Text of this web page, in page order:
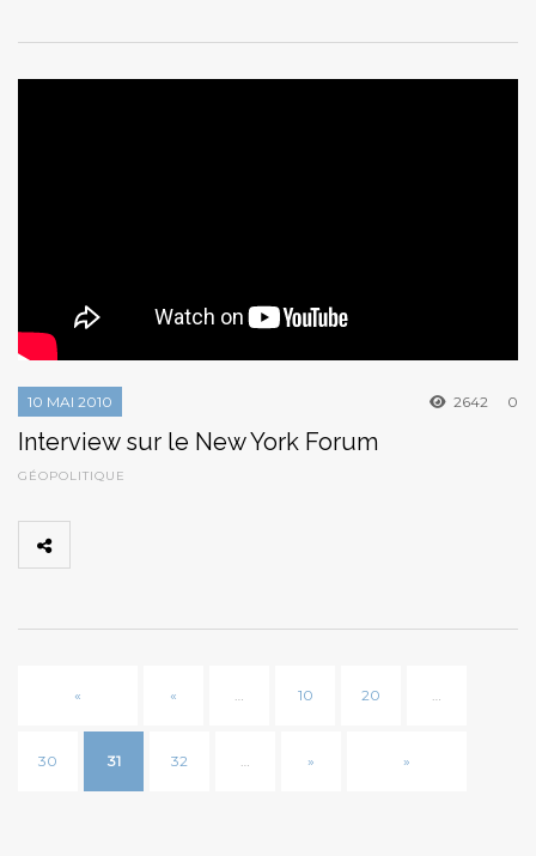
10 MAI 2010 2642 0
Interview sur le New York Forum
GÉOPOLITIQUE
« « 10 20
30 31 32 » »